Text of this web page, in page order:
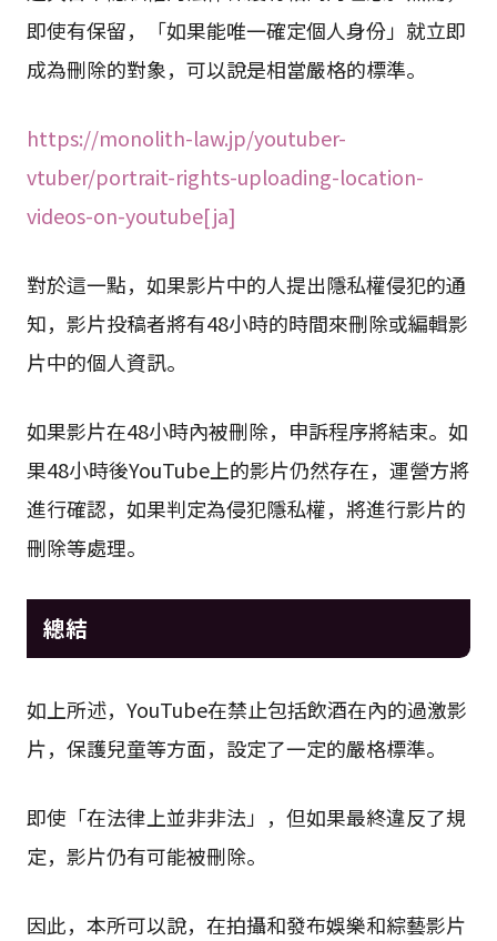
即使有保留，「如果能唯一確定個人身份」就立即
成為刪除的對象，可以說是相當嚴格的標準。
https://monolith-law.jp/youtuber-
vtuber/portrait-rights-uploading-location-
videos-on-youtube[ja]
對於這一點，如果影片中的人提出隱私權侵犯的通
知，影片投稿者將有48小時的時間來刪除或編輯影
片中的個人資訊。
如果影片在48小時內被刪除，申訴程序將結束。如
果48小時後YouTube上的影片仍然存在，運營方將
進行確認，如果判定為侵犯隱私權，將進行影片的
刪除等處理。
總結
如上所述，YouTube在禁止包括飲酒在內的過激影
片，保護兒童等方面，設定了一定的嚴格標準。
即使「在法律上並非非法」，但如果最終違反了規
定，影片仍有可能被刪除。
因此，本所可以說，在拍攝和發布娛樂和綜藝影片